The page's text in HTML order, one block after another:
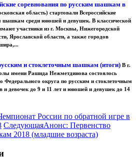
соревнования по русским шашкам в
область) стартовали Всероссийские
шашкам среди юношей и девушек. В классической
участники из г. Москвы, Нижегородской
Ярославской области, а также городов
и стоклеточным шашкам (итоги) В г.
имени Рашида Нежметдинова состоялось
Федерального округа по русским и стоклеточным
девочек до 9 и 11 лет и юношей и девушек до 14
России по обратной игре в
СледующаяАнонс: Первенство
2018 (младшие возраста)